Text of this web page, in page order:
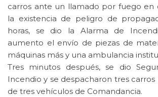
carros ante un llamado por fuego en
la existencia de peligro de
horas, se dio la Alarma de
aumento el envío de piezas de
máquinas más y una ambulancia
Tres minutos después, se dio
Incendio y se despacharon tres carros
de tres vehículos de Comandancia.